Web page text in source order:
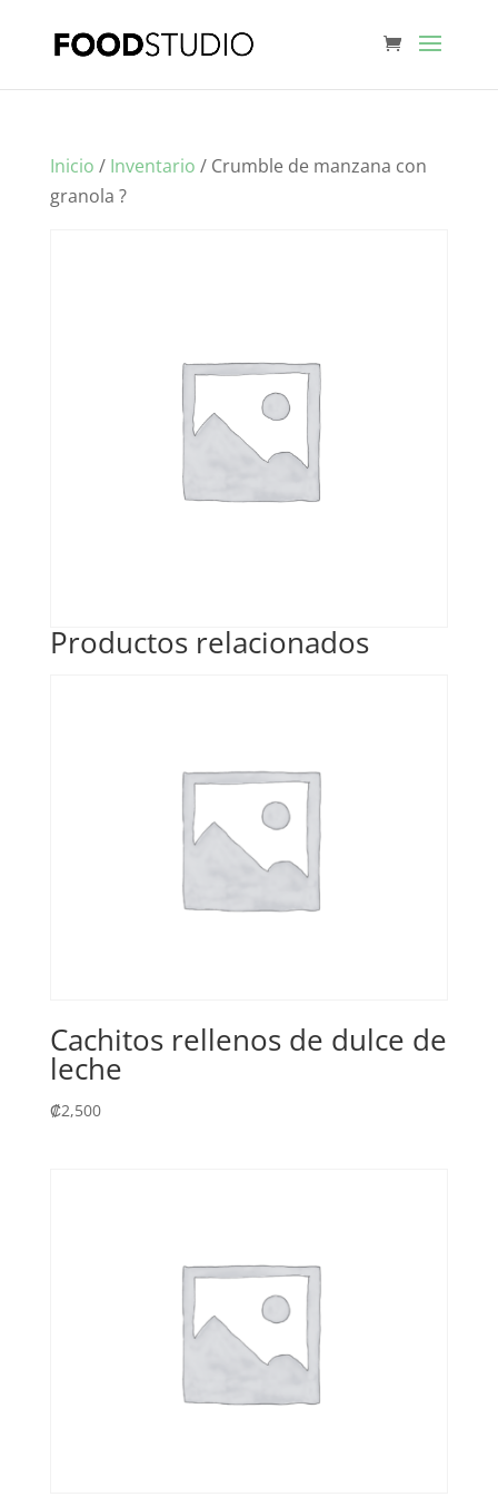
Inicio / Inventario / Crumble de manzana con
granola ?
Productos relacionados
Cachitos rellenos de dulce de
leche
₡2,500